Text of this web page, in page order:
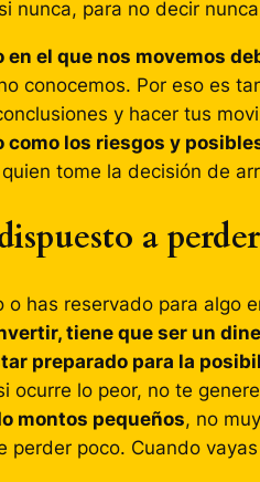
nunca, para no decir
el que nos movemos
conocemos. Por eso es
y hacer tus
los riesgos y
tome la decisión de
a perder
has reservado para algo
tiene que ser un
preparado para la
lo peor, no te
montos pequeños, no
poco. Cuando